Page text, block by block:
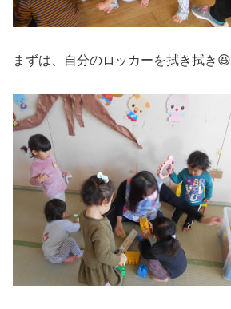
まずは、自分のロッカーを拭き拭き😆